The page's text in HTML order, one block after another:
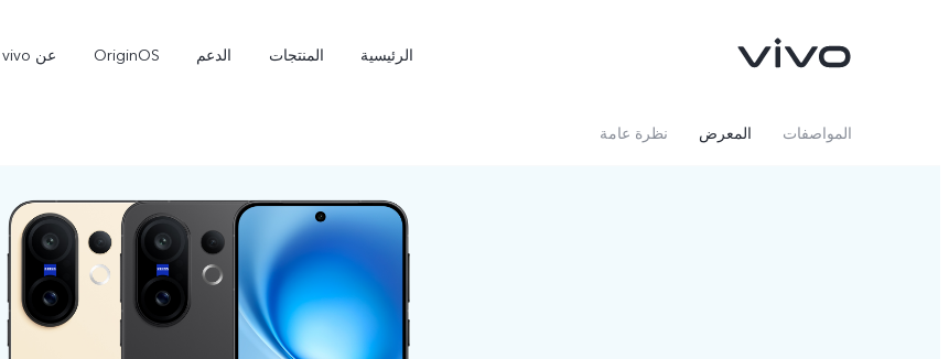
الرئيسية المنتجات الدعم OriginOS عن vivo
نظرة عامة المعرض المواصفات